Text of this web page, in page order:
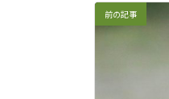
前の記事